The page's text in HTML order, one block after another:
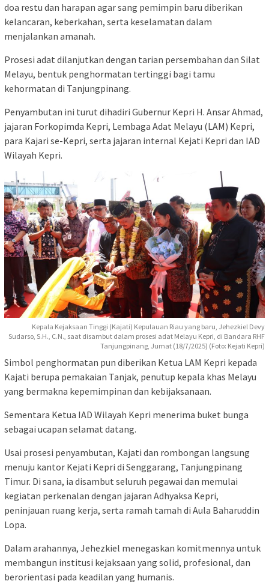
doa restu dan harapan agar sang pemimpin baru diberikan
kelancaran, keberkahan, serta keselamatan dalam
menjalankan amanah.
Prosesi adat dilanjutkan dengan tarian persembahan dan Silat
Melayu, bentuk penghormatan tertinggi bagi tamu
kehormatan di Tanjungpinang.
Penyambutan ini turut dihadiri Gubernur Kepri H. Ansar Ahmad,
jajaran Forkopimda Kepri, Lembaga Adat Melayu (LAM) Kepri,
para Kajari se-Kepri, serta jajaran internal Kejati Kepri dan IAD
Wilayah Kepri.
Kepala Kejaksaan Tinggi (Kajati) Kepulauan Riau yang baru, Jehezkiel Devy
Sudarso, S.H., C.N., saat disambut dalam prosesi adat Melayu Kepri, di Bandara RHF
Tanjungpinang, Jumat (18/7/2025) (Foto: Kejati Kepri)
Simbol penghormatan pun diberikan Ketua LAM Kepri kepada
Kajati berupa pemakaian Tanjak, penutup kepala khas Melayu
yang bermakna kepemimpinan dan kebijaksanaan.
Sementara Ketua IAD Wilayah Kepri menerima buket bunga
sebagai ucapan selamat datang.
Usai prosesi penyambutan, Kajati dan rombongan langsung
menuju kantor Kejati Kepri di Senggarang, Tanjungpinang
Timur. Di sana, ia disambut seluruh pegawai dan memulai
kegiatan perkenalan dengan jajaran Adhyaksa Kepri,
peninjauan ruang kerja, serta ramah tamah di Aula Baharuddin
Lopa.
Dalam arahannya, Jehezkiel menegaskan komitmennya untuk
membangun institusi kejaksaan yang solid, profesional, dan
berorientasi pada keadilan yang humanis.